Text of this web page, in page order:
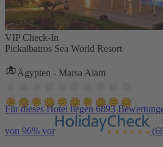
VIP Check-In
Pickalbatros Sea World Resort
Ägypten - Marsa Alam
Für dieses Hotel liegen 6893
von 96% vor